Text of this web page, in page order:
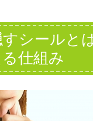
シールと
仕組み